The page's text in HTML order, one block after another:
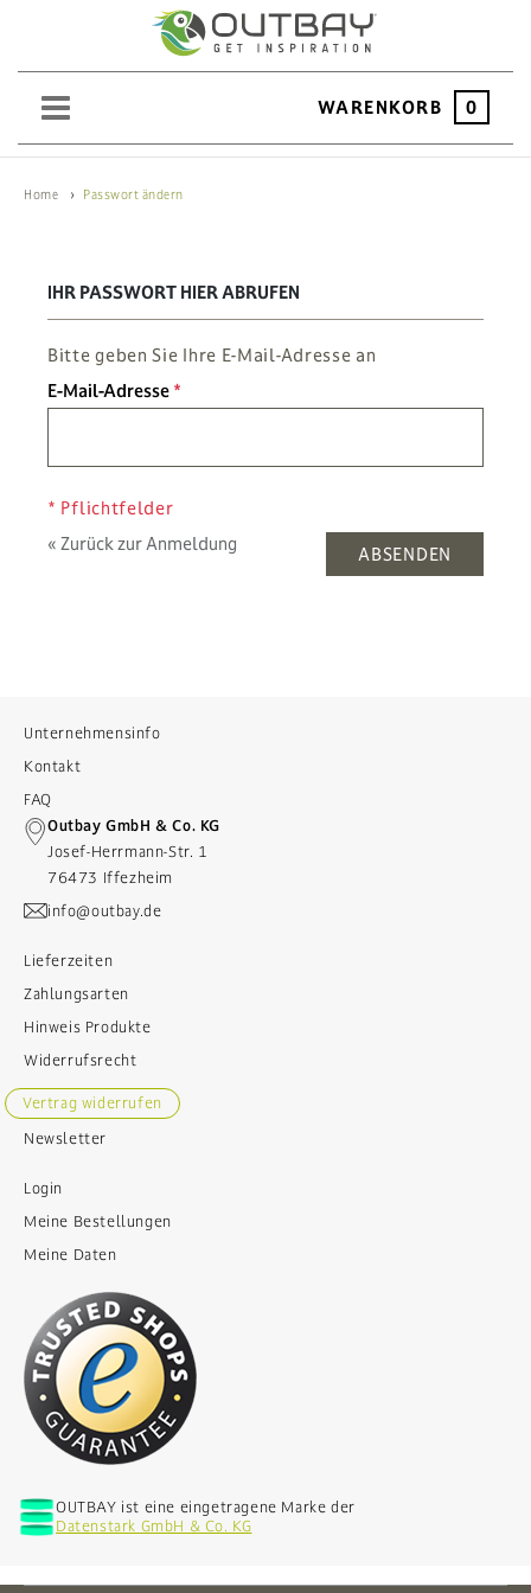
WARENKORB 0
SCHOTTER
ANMELDEN
Home Passwort ändern
IHR PASSWORT HIER ABRUFEN
Bitte geben Sie Ihre E-Mail-Adresse an
E-Mail-Adresse
* Pflichtfelder
« Zurück zur Anmeldung
ABSENDEN
Unternehmensinfo
Kontakt
FAQ
Outbay GmbH & Co. KG
Josef-Herrmann-Str. 1
76473 Iffezheim
info@outbay.de
Lieferzeiten
Zahlungsarten
Hinweis Produkte
Widerrufsrecht
Vertrag widerrufen
Newsletter
Login
Meine Bestellungen
Meine Daten
OUTBAY ist eine eingetragene Marke der
Datenstark GmbH & Co. KG